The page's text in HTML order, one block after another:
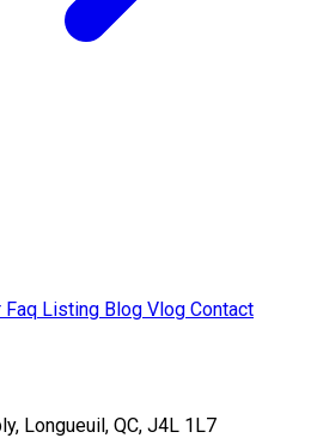
Faq Listing Blog Vlog Contact
Longueuil, QC, J4L 1L7